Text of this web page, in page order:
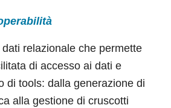
relazionale che permette
di accesso ai dati e
di tools: dalla generazione di
alla gestione di cruscotti